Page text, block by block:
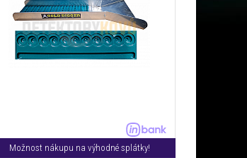
Možnost nákupu na výhodné splátky!